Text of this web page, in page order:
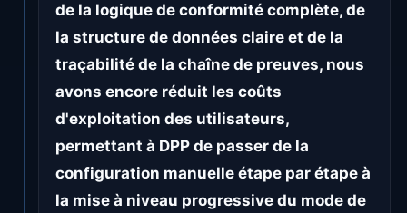
de la logique de conformité complète, de
la structure de données claire et de la
traçabilité de la chaîne de preuves, nous
avons encore réduit les coûts
d'exploitation des utilisateurs,
permettant à DPP de passer de la
configuration manuelle étape par étape à
la mise à niveau progressive du mode de